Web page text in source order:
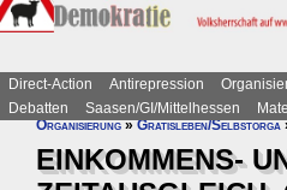
Direct-Action Antirepression
Debatten
Saasen/GI/Mittelhessen
Organisierung»Gratisleben/Selbstorga
EINKOMMENS-